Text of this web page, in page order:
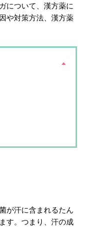
について、漢方薬に
や対策方法、漢方薬
が汗に含まれるたん
す。つまり、汗の成